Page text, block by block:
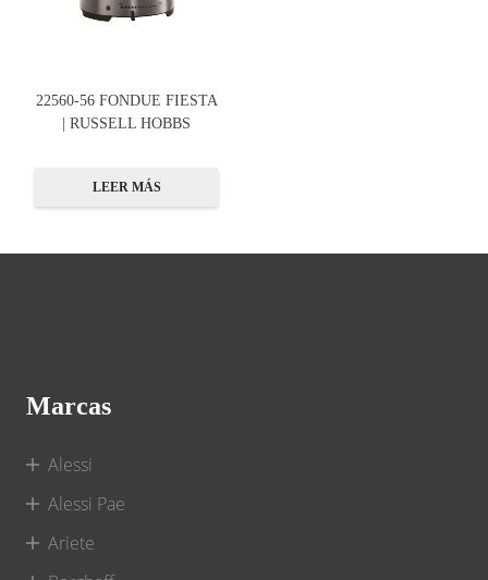
22560-56 FONDUE FIESTA
| RUSSELL HOBBS
LEER MÁS
Marcas
Alessi
Alessi Pae
Ariete